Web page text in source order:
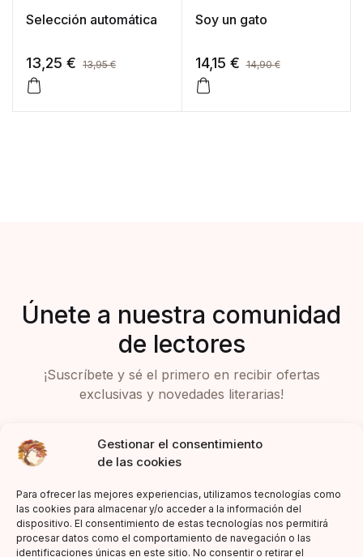
Gestionar el consentimiento
de las cookies
Para ofrecer las mejores experiencias, utilizamos tecnologías como
las cookies para almacenar y/o acceder a la información del
dispositivo. El consentimiento de estas tecnologías nos permitirá
procesar datos como el comportamiento de navegación o las
identificaciones únicas en este sitio. No consentir o retirar el
Selección automática
13,25 € 13,95€
Soy un gato
14,15 € 14,90€
Únete a nuestra comunidad
de lectores
¡Suscríbete y sé el primero en recibir ofertas
exclusivas y novedades literarias!
Acepto la política de privacidad